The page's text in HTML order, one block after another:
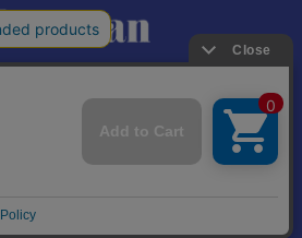
いて 特定商取引法に基づく表記
Co., Ltd. All Rights Reserved.